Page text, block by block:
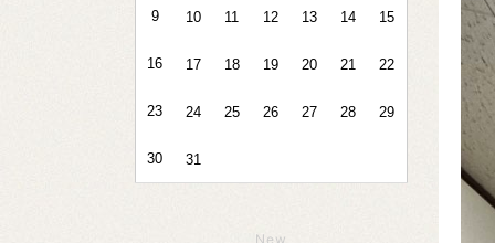
9 10 11 12 13 14 15
16 17 18 19 20 21 22
23 24 25 26 27 28 29
30 31
New